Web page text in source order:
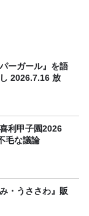
ーガール』を語
2026.7.16 放
利甲子園2026
毛な議論
・うささわ』販